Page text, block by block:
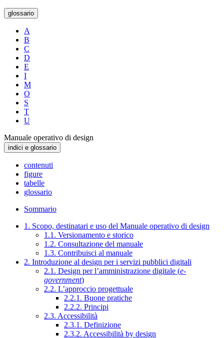
glossario
A
B
C
D
E
I
M
O
S
T
U
Manuale operativo di design
indici e glossario
contenuti
figure
tabelle
glossario
Sommario
1. Scopo, destinatari e uso del Manuale operativo di design
1.1. Versionamento e storico
1.2. Consultazione del manuale
1.3. Contribuisci al manuale
2. Introduzione al design per i servizi pubblici digitali
2.1. Design per l’amministrazione digitale (e-
government)
2.2. L’approccio progettuale
2.2.1. Buone pratiche
2.2.2. Principi
2.3. Accessibilità
2.3.1. Definizione
2.3.2. Accessibilità by design